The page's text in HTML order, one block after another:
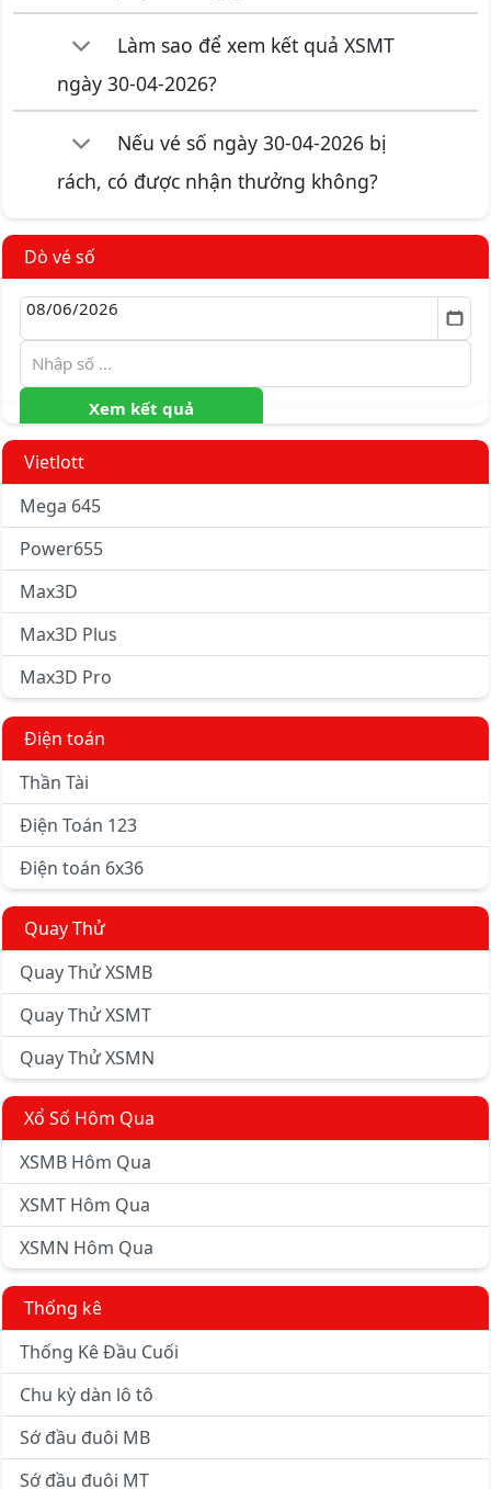
Làm sao để xem kết quả XSMT
ngày 30-04-2026?
Nếu vé số ngày 30-04-2026 bị
rách, có được nhận thưởng không?
Dò vé số
Xem kết quả
Vietlott
Mega 645
Power655
Max3D
Max3D Plus
Max3D Pro
Điện toán
Thần Tài
Điện Toán 123
Điện toán 6x36
Quay Thử
Quay Thử XSMB
Quay Thử XSMT
Quay Thử XSMN
Xổ Số Hôm Qua
XSMB Hôm Qua
XSMT Hôm Qua
XSMN Hôm Qua
Thống kê
Thống Kê Đầu Cuối
Chu kỳ dàn lô tô
Sớ đầu đuôi MB
Sớ đầu đuôi MT